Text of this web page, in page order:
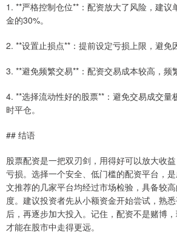
1. **严格控制仓位**：配资放大了风险，建议
金的30%。
2. **设置止损点**：提前设定亏损上限，避免
3. **避免频繁交易**：配资交易成本较高，频
4. **选择流动性好的股票**：避免交易成交量
时平仓。
## 结语
股票配资是一把双刃剑，用得好可以放大收
亏损。选择一个安全、低门槛的配资平台，
文推荐的几家平台均经过市场检验，具备较
度。建议投资者先从小额资金开始尝试，熟
后，再逐步加大投入。记住，配资不是赌博
才能在股市中走得更远。